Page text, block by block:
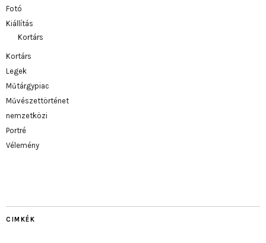
Fotó
Kiállítás
Kortárs
Kortárs
Legek
Műtárgypiac
Művészettörténet
nemzetközi
Portré
Vélemény
CIMKÉK